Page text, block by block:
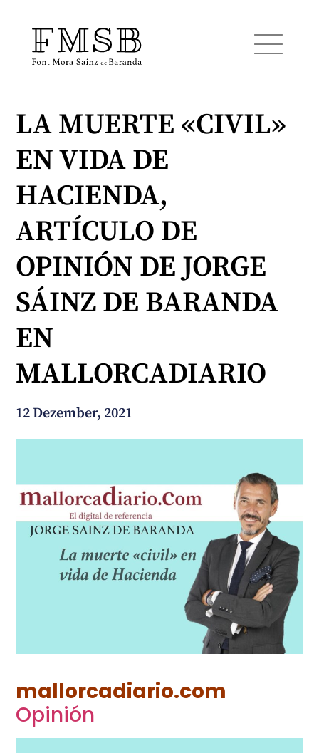
Startseite
Font Mora Sainz de Baranda
Dienste
Blog und Nachrichten
Wie können wir Ihnen helfen?
LA MUERTE «CIVIL»
EN VIDA DE
HACIENDA,
ARTÍCULO DE
OPINIÓN DE JORGE
SÁINZ DE BARANDA
EN
MALLORCADIARIO
12 Dezember, 2021
mallorcadiario.com
Opinión